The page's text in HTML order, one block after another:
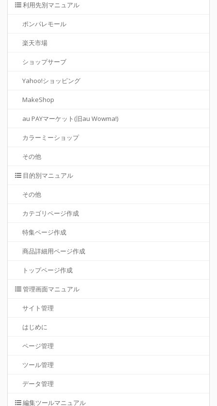
利用先別マニュアル
ポンパレモール
楽天市場
ショップサーブ
Yahoo!ショッピング
MakeShop
au PAYマーケット(旧au Wowma!)
カラーミーショップ
その他
目的別マニュアル
その他
カテゴリページ作成
特集ページ作成
商品詳細用ページ作成
トップページ作成
管理画面マニュアル
サイト管理
はじめに
ページ管理
ツール管理
データ管理
編集ツールマニュアル